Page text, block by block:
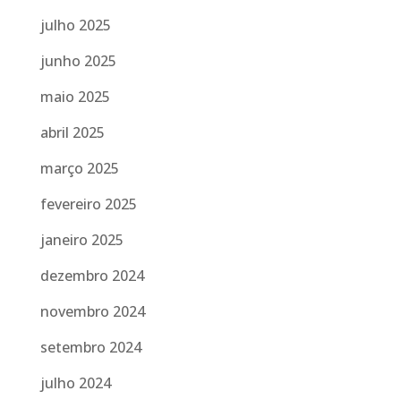
julho 2025
junho 2025
maio 2025
abril 2025
março 2025
fevereiro 2025
janeiro 2025
dezembro 2024
novembro 2024
setembro 2024
julho 2024